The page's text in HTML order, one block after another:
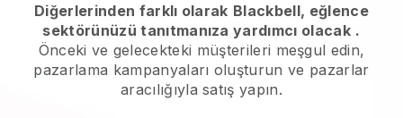
Diğerlerinden farklı olarak Blackbell, eğlence
sektörünüzü tanıtmanıza yardımcı olacak .
Önceki ve gelecekteki müşterileri meşgul edin,
pazarlama kampanyaları oluşturun ve pazarlar
aracılığıyla satış yapın.